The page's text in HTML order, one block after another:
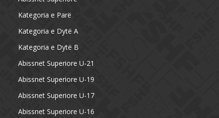
Kategoria e Parë
Kategoria e Dytë A
Kategoria e Dytë B
Abissnet Superiore U-21
Abissnet Superiore U-19
Abissnet Superiore U-17
Abissnet Superiore U-16